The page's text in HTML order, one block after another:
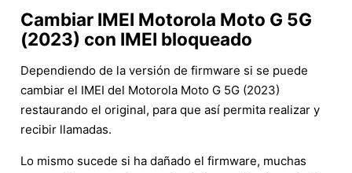
Cambiar IMEI Motorola Moto G 5G
(2023) con IMEI bloqueado
Dependiendo de la versión de firmware si se puede
cambiar el IMEI del Motorola Moto G 5G (2023)
restaurando el original, para que así permita realizar y
recibir llamadas.
Lo mismo sucede si ha dañado el firmware, muchas